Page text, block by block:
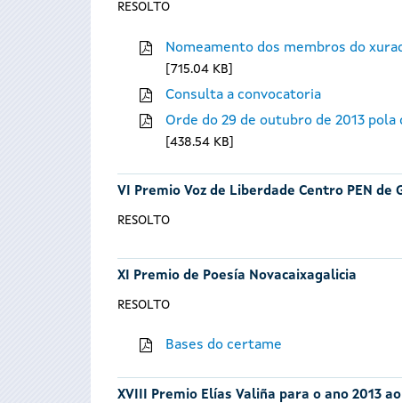
RESOLTO
Nomeamento dos membros do
715.04 KB
Consulta a convocatoria
Orde do 29 de outubro de 2013
438.54 KB
VI Premio Voz de Liberdade Centro PEN de
RESOLTO
XI Premio de Poesía Novacaixagalicia
RESOLTO
Bases do certame
XVIII Premio Elías Valiña para o ano 2013